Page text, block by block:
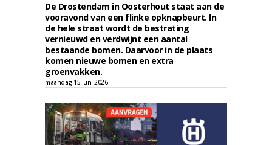
De Drostendam in Oosterhout staat aan de
vooravond van een flinke opknapbeurt. In
de hele straat wordt de bestrating
vernieuwd en verdwijnt een aantal
bestaande bomen. Daarvoor in de plaats
komen nieuwe bomen en extra
groenvakken.
maandag 15 juni 2026